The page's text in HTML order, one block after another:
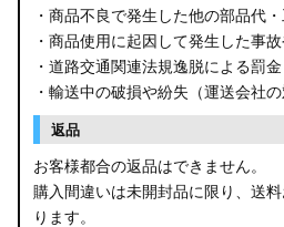
・商品不良で発生した他の部品代
・商品使用に起因して発生した事
・道路交通関連法規逸脱による罰
・輸送中の破損や紛失（運送会社の
返品
お客様都合の返品はできません。
購入間違いは未開封品に限り、送
ります。